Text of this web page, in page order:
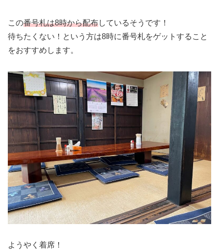
この番号札は8時から配布しているそうです！
待ちたくない！という方は8時に番号札をゲットすること
をおすすめします。
ようやく着席！